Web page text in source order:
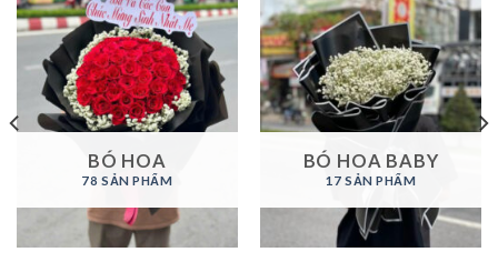
BÓ HOA
78 SẢN PHẨM
BÓ HOA BABY
17 SẢN PHẨM